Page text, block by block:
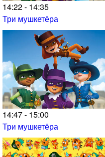
14:22 - 14:35
Три мушкетёра
14:47 - 15:00
Три мушкетёра